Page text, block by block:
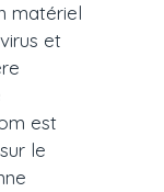
matériel
et
est
le